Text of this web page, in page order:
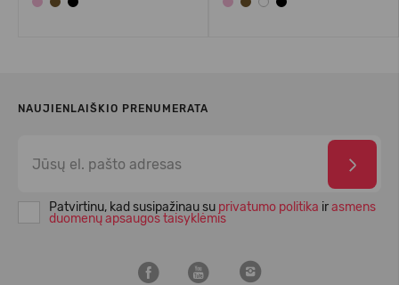
NAUJIENLAIŠKIO PRENUMERATA
Patvirtinu, kad susipažinau su privatumo politika irasmens
duomenų apsaugos taisyklėmis